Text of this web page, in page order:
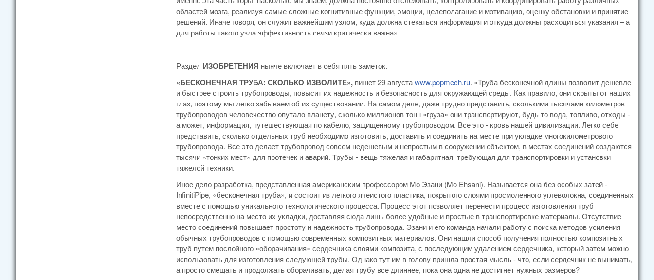
областей мозга, реализуя самые сложные когнитивные функции, эмоции, целеполагание и мотивацию, оценку обстановки и принятие
решений. Иначе говоря, он служит важнейшим узлом, куда должна стекаться информация и откуда должны расходиться указания – а
для работы такого узла эффективность связи критически важна».
Раздел ИЗОБРЕТЕНИЯ нынче включает в себя пять заметок.
«БЕСКОНЕЧНАЯ ТРУБА: СКОЛЬКО ИЗВОЛИТЕ», пишет 29 августаwww.popmech.ru. «Труба бесконечной длины позволит дешевле
и быстрее строить трубопроводы, повысит их надежность и безопасность для окружающей среды. Как правило, они скрыты от наших
глаз, поэтому мы легко забываем об их существовании. На самом деле, даже трудно представить, сколькими тысячами километров
трубопроводов человечество опутало планету, сколько миллионов тонн «груза» они транспортируют, будь то вода, топливо, отходы -
а может, информация, путешествующая по кабелю, защищенному трубопроводом. Все это - кровь нашей цивилизации. Легко себе
представить, сколько отдельных труб необходимо изготовить, доставить и соединить на месте при укладке многокилометрового
трубопровода. Все это делает трубопровод совсем недешевым и непростым в сооружении объектом, в местах соединений создаются
тысячи «тонких мест» для протечек и аварий. Трубы - вещь тяжелая и габаритная, требующая для транспортировки и установки
тяжелой техники.
Иное дело разработка, представленная американским профессором Мо Эзани (Mo Ehsani). Называется она без особых затей -
InfinitiPipe, «бесконечная труба», и состоит из легкого ячеистого пластика, покрытого слоями просмоленного углеволокна, соединенных
вместе с помощью уникального технологического процесса. Процесс этот позволяет перенести процесс изготовления труб
непосредственно на место их укладки, доставляя сюда лишь более удобные и простые в транспортировке материалы. Отсутствие
место соединений повышает простоту и надежность трубопровода. Эзани и его команда начали работу с поиска методов усиления
обычных трубопроводов с помощью современных композитных материалов. Они нашли способ получения полностью композитных
труб путем послойного «оборачивания» сердечника слоями композита, с последующим удалением сердечника, который затем можно
использовать для изготовления следующей трубы. Однако тут им в голову пришла простая мысль - что, если сердечник не вынимать,
а просто смещать и продолжать оборачивать, делая трубу все длиннее, пока она одна не достигнет нужных размеров?